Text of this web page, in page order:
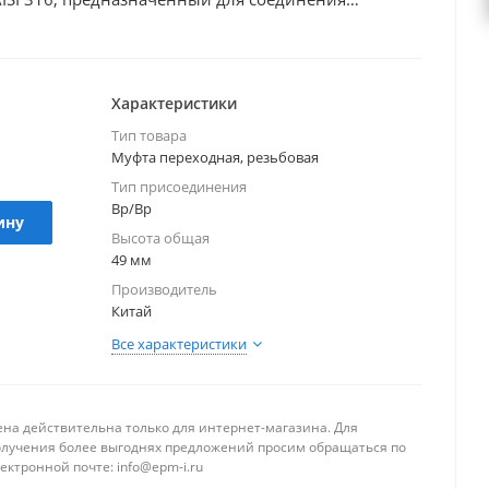
элементов трубопровода в единую систему.
оптовой цены просим обращаться по
в пищевой промышленности. На всю
Характеристики
Тип товара
Муфта переходная, резьбовая
Тип присоединения
Вр/Вр
Высота общая
49 мм
Производитель
Китай
Все характеристики
действительна только для интернет-магазина. Для
более выгоднях предложений просим обращаться по
почте: info@epm-i.ru